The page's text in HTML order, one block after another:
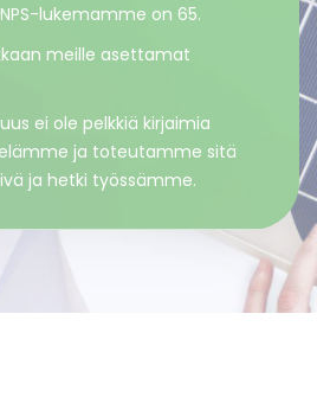
lukemamme on 65.
meille asettamat
ei ole pelkkiä kirjaimia
ja toteutamme sitä
ja hetki työssämme.